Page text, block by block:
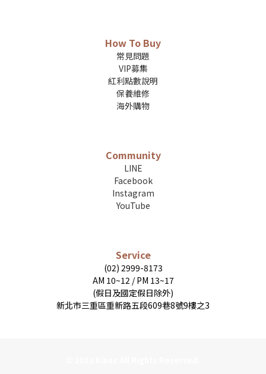
How To Buy
常見問題
VIP募集
紅利點數說明
保養維修
海外購物
Community
LINE
Facebook
Instagram
YouTube
Service
(02) 2999-8173
AM 10~12 / PM 13~17
(假日及國定假日除外)
新北市三重區重新路五段609巷8號9樓之3